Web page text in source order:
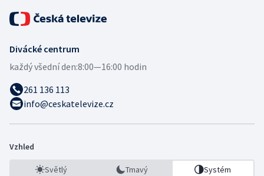
Divácké centrum
každý všední den:8:00—16:00 hodin
261 136 113
info@ceskatelevize.cz
Vzhled
Světlý Tmavý Systém